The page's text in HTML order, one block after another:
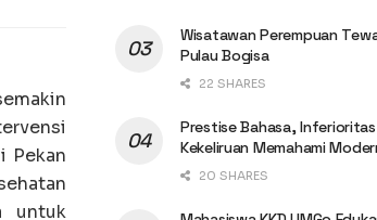
Pekan
untuk
Wisatawan Perempuan
Pulau Bogisa
22 SHARES
Prestise Bahasa,
Kekeliruan Memahami
20 SHARES